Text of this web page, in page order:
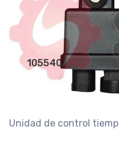
105540
Unidad de control